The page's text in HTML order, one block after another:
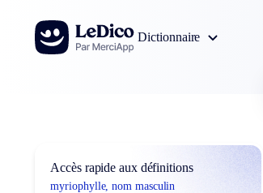
Aller au contenu
Dictionnaire
Accès rapide aux définitions
myriophylle, nom masculin